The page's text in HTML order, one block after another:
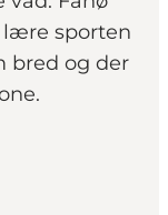
lære sporten
bred og der